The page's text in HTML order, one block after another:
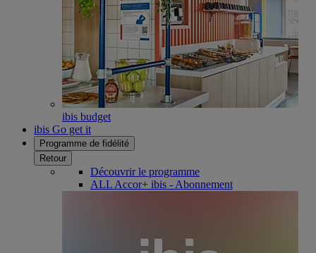
ibis budget
ibis Go get it
Programme de fidélité
Retour
Découvrir le programme
ALL Accor+ ibis - Abonnement